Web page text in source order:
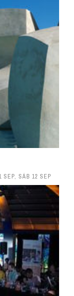
SEP, SÁB 12 SEP